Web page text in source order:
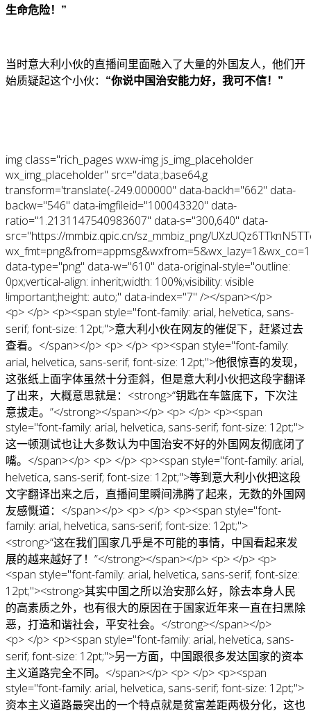
生命危险！”
当时意大利小伙的直播间里面融入了大量的外国友人，他们开
始质疑起这个小伙： “你说中国治安能力好，我可不信！”
img class="rich_pages wxw-img js_img_placeholder
wx_img_placeholder" src="data:;base64,g
transform='translate(-249.000000" data-backh="662" data-
backw="546" data-imgfileid="100043320" data-
ratio="1.2131147540983607" data-s="300,640" data-
src="https://mmbiz.qpic.cn/sz_mmbiz_png/
data-type="png" data-w="610" data-original-style="outline:
0px;vertical-align: inherit;width: 100%;visibility: visible
!important;height: auto;" data-index="7" /></span></p>
<p> </p> <p><span style="font-family: arial, helvetica, sans-
serif; font-size: 12pt;">意大利小伙在网友的催促下，赶紧过去
查看。</span></p> <p> </p> <p><span style="font-family:
arial, helvetica, sans-serif; font-size: 12pt;">他很惊喜的发现，
这张纸上面字体虽然十分歪斜，但是意大利小伙把这段字翻译
了出来，大概意思就是：<strong>“钥匙在车篮底下，下次注
意拔走。”</strong></span></p> <p> </p> <p><span
style="font-family: arial, helvetica, sans-serif; font-size: 12pt;">
这一顿测试也让大多数认为中国治安不好的外国网友彻底闭了
嘴。</span></p> <p> </p> <p><span style="font-family: arial,
helvetica, sans-serif; font-size: 12pt;">等到意大利小伙把这段
文字翻译出来之后，直播间里瞬间沸腾了起来，无数的外国网
友感慨道：</span></p> <p> </p> <p><span style="font-
family: arial, helvetica, sans-serif; font-size: 12pt;">
<strong>“这在我们国家几乎是不可能的事情，中国看起来发
展的越来越好了！”</strong></span></p> <p> </p> <p>
<span style="font-family: arial, helvetica, sans-serif; font-size:
12pt;"><strong>其实中国之所以治安那么好，除去本身人民
的高素质之外，也有很大的原因在于国家近年来一直在扫黑除
恶，打造和谐社会，平安社会。</strong></span></p>
<p> </p> <p><span style="font-family: arial, helvetica, sans-
serif; font-size: 12pt;">另一方面，中国跟很多发达国家的资本
主义道路完全不同。</span></p> <p> </p> <p><span
style="font-family: arial, helvetica, sans-serif; font-size: 12pt;">
资本主义道路最突出的一个特点就是贫富差距两极分化，这也